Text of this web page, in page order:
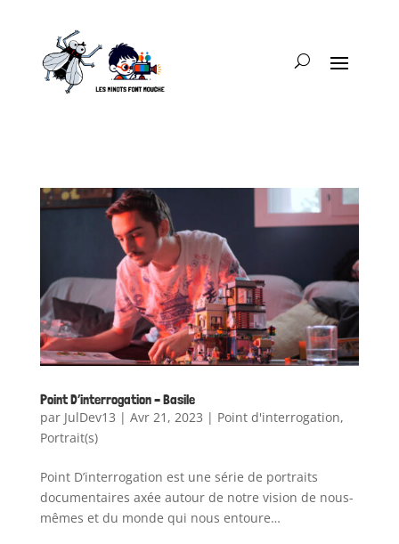
Point D’interrogation – Basile
par JulDev13 | Avr 21, 2023 | Point d'interrogation,
Portrait(s)
Point D’interrogation est une série de portraits
documentaires axée autour de notre vision de nous-
mêmes et du monde qui nous entoure…